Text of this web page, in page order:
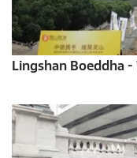
Lingshan Boeddha -